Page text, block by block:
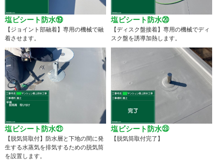
塩ビシート防水⑲
【ジョイント部融着】専用の機械で融
着させます。
塩ビシート防水⑳
【ディスク盤接着】専用の機械でディ
スク盤を誘導加熱します。
塩ビシート防水㉑
【脱気筒取付】防水層と下地の間に発
生する水蒸気を排気するための脱気筒
を設置します。
塩ビシート防水㉓
【脱気筒取付完了】